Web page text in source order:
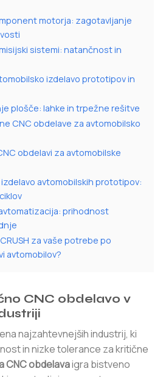
motorja: zagotavljanje
sistemi: natančnost in
izdelavo prototipov in
plošče: lahke in trpežne rešitve
CNC obdelave za avtomobilsko
obdelavi za avtomobilske
izdelavo avtomobilskih prototipov:
prihodnost
za vaše potrebe po
avtomobilov?
CNC obdelavo v
najzahtevnejših industrij, ki
in nizke tolerance za kritične
CNC obdelavaigra bistveno